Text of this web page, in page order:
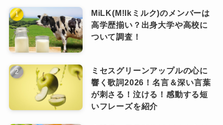
トラビスジャパン(トラジャ)ファンクラブへ
の入会方法や費用は？入会特典も紹介！
まとめ
MiLK(M!lkミルク)のメンバーは
高学歴揃い？出身大学や高校に
ついて調査！
ミセスグリーンアップルの心に
響く歌詞2026！名言＆深い言葉
が刺さる！泣ける！感動する短
いフレーズを紹介